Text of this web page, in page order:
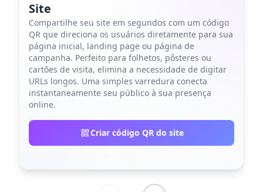
Site
Compartilhe seu site em segundos com um código
QR que direciona os usuários diretamente para sua
página inicial, landing page ou página de
campanha. Perfeito para folhetos, pôsteres ou
cartões de visita, elimina a necessidade de digitar
URLs longos. Uma simples varredura conecta
instantaneamente seu público à sua presença
online.
Criar código QR do site